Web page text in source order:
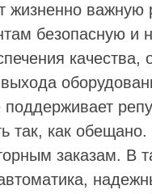
жизненно
безопасную и
поддерживает
так, как
заказам. В